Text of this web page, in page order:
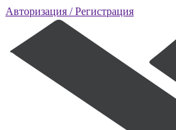
Авторизация / Регистрация